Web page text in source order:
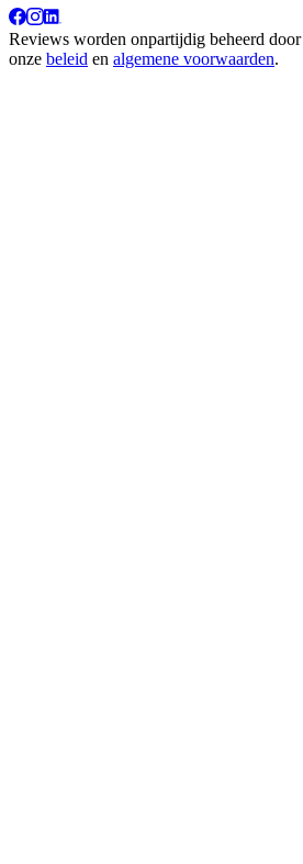
Reviews worden onpartijdig beheerd door
onze beleid en algemene voorwaarden.